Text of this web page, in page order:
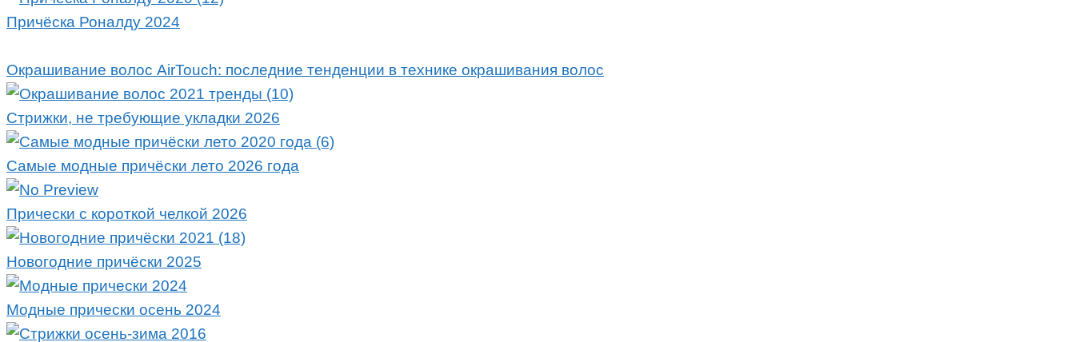
Причёска Роналду 2024
Окрашивание волос AirTouch: последние тенденции в технике окрашивания волос
Стрижки, не требующие укладки 2026
Самые модные причёски лето 2026 года
Прически с короткой челкой 2026
Новогодние причёски 2025
Модные прически осень 2024